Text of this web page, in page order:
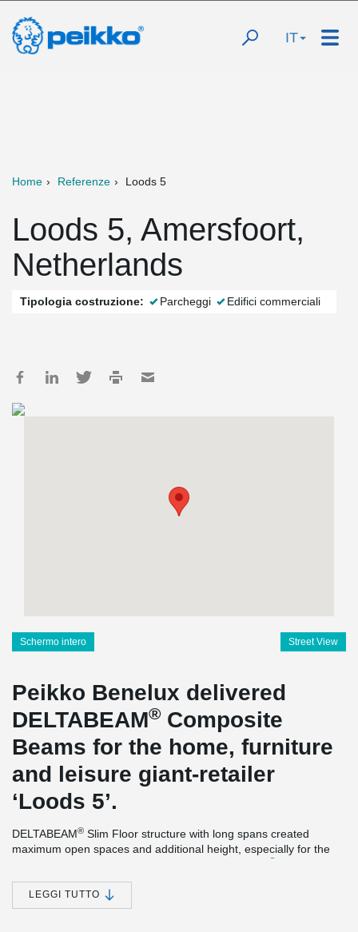
IT
Home Referenze Loods 5
Loods 5, Amersfoort,
Netherlands
Tipologia costruzione: Parcheggi Edifici commerciali
Schermo intero Street View
Peikko Benelux delivered
DELTABEAM® Composite
Beams for the home, furniture
and leisure giant-retailer
‘Loods 5’.
DELTABEAM® Slim Floor structure with long spans created
maximum open spaces and additional height, especially for the
®
delivered with a fire resistance of 90 minutes, without additional
needed fire-protection at the site. The main structure of the
building was completed within 7 weeks, thanks to the rapid
LEGGI TUTTO